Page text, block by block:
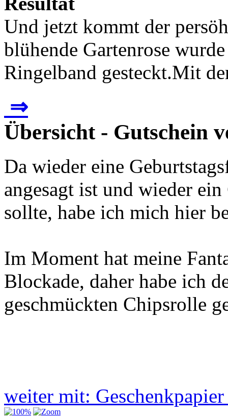
Und jetzt kommt der
blühende Gartenrose
Ringelband gesteckt.Mit
⇒
Übersicht - Gutschein
Da wieder eine
angesagt ist und wieder
sollte, habe ich mich hier
Im Moment hat meine
Blockade, daher habe ich
geschmückten Chipsrolle
weiter mit: